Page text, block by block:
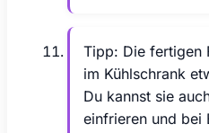
Tipp: Die fertigen
im Kühlschrank
Du kannst sie
einfrieren und bei